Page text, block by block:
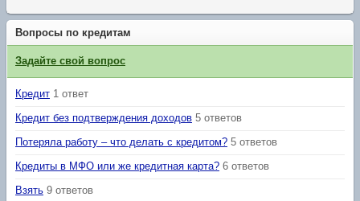
Вопросы по кредитам
Задайте свой вопрос
Кредит 1 ответ
Кредит без подтверждения доходов 5 ответов
Потеряла работу – что делать с кредитом? 5 ответов
Кредиты в МФО или же кредитная карта? 6 ответов
Взять 9 ответов